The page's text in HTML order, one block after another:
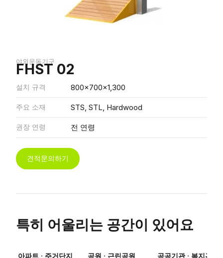
야외운동기구
FHST 02
설치 규격 800x700x1,300
주요 소재 STS, STL, Hardwood
권장 연령 전 연령
견적문의하기
특히 어울리는 공간이 있어요
아파트 · 주거단지 공원 · 근린공원 공공기관 · 복지관